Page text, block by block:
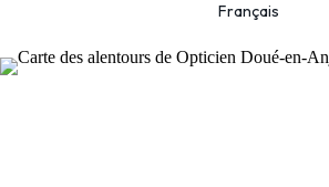
Français